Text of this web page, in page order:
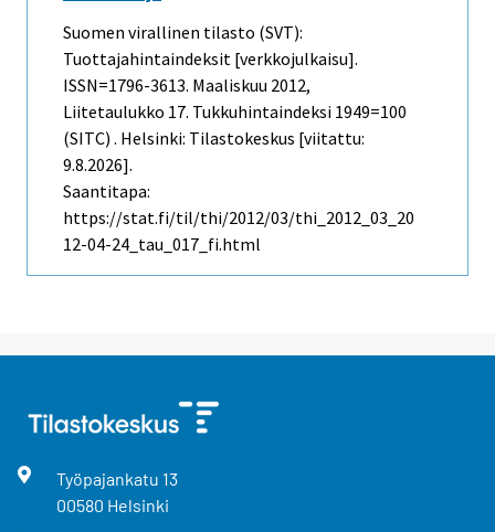
Suomen virallinen tilasto (SVT):
Tuottajahintaindeksit [verkkojulkaisu].
ISSN=1796-3613. Maaliskuu 2012,
Liitetaulukko 17. Tukkuhintaindeksi 1949=100
(SITC) . Helsinki: Tilastokeskus [viitattu:
9.8.2026].
Saantitapa:
https://stat.fi/til/thi/2012/03/thi_2012_03_20
12-04-24_tau_017_fi.html
Työpajankatu 13
00580 Helsinki